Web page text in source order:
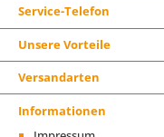
Service-Telefon
Unsere Vorteile
Versandarten
Informationen